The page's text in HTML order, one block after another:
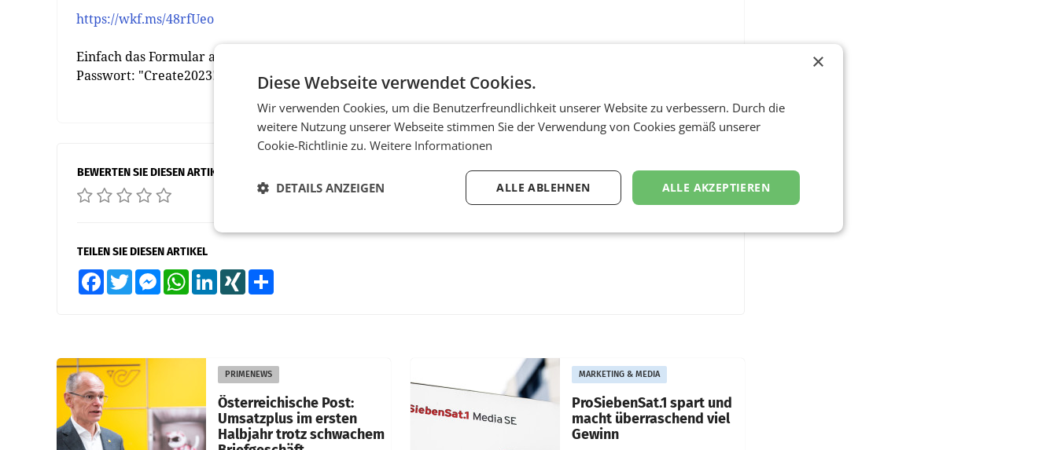
https://wkf.ms/48rfUeo
Einfach das Formular ausfüllen, der Download beginnt automatisch.
Passwort: "Create2023!"
BEWERTEN SIE DIESEN ARTIKEL
TEILEN SIE DIESEN ARTIKEL
FacebookTwitter MessengerWhatsAppLinkedInXING
PRIMENEWS
Österreichische Post:
Umsatzplus im ersten
Halbjahr trotz schwachem
MARKETING & MEDIA
ProSiebenSat.1 spart und
macht überraschend viel
Gewinn
×
Diese Webseite verwendet Cookies.
Wir verwenden Cookies, um die Benutzerfreundlichkeit unserer Website zu verbessern. Durch die
weitere Nutzung unserer Webseite stimmen Sie der Verwendung von Cookies gemäß unserer
Cookie-Richtlinie zu. Weitere Informationen
ALLE AKZEPTIEREN
ALLE ABLEHNEN
DETAILS ANZEIGEN